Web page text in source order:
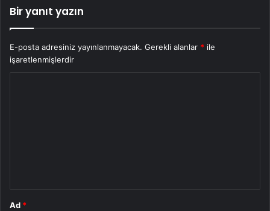
Bir yanıt yazın
E-posta adresiniz yayınlanmayacak. Gerekli alanlar * ile
işaretlenmişlerdir
Ad *